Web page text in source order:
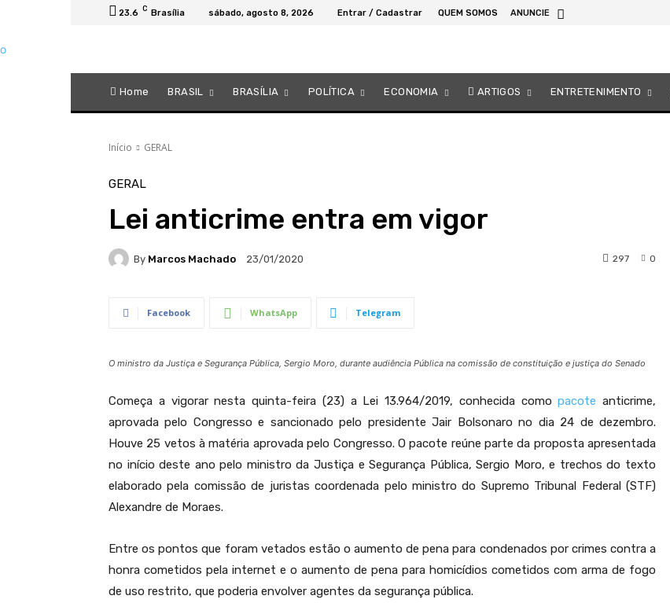
23.6 C Brasília sábado, agosto 8, 2026 Entrar / Cadastrar QUEM SOMOS ANUNCIE
Home BRASIL BRASÍLIA POLÍTICA ECONOMIA ARTIGOS ENTRETENIMENTO
Início GERAL
GERAL
Lei anticrime entra em vigor
By Marcos Machado 23/01/2020 0
297
Facebook WhatsApp Telegram
O ministro da Justiça e Segurança Pública, Sergio Moro, durante audiência Pública na comissão de constituição e justiça do Senado
Começa a vigorar nesta quinta-feira (23) a Lei 13.964/2019, conhecida comopacote anticrime,
aprovada pelo Congresso e sancionado pelo presidente Jair Bolsonaro no dia 24 de dezembro.
Houve 25 vetos à matéria aprovada pelo Congresso. O pacote reúne parte da proposta apresentada
no início deste ano pelo ministro da Justiça e Segurança Pública, Sergio Moro, e trechos do texto
elaborado pela comissão de juristas coordenada pelo ministro do Supremo Tribunal Federal (STF)
Alexandre de Moraes.
Entre os pontos que foram vetados estão o aumento de pena para condenados por crimes contra a
honra cometidos pela internet e o aumento de pena para homicídios cometidos com arma de fogo
de uso restrito, que poderia envolver agentes da segurança pública.